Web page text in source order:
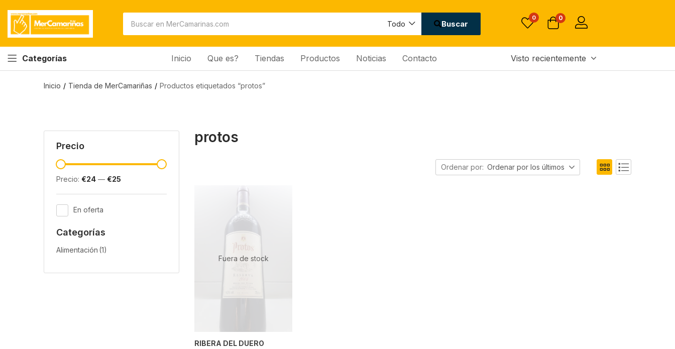
Todo Buscar
0 0
Categorías Inicio Que es? Tiendas Productos Noticias Contacto Visto recientemente
Inicio Tienda de MerCamariñas Productos etiquetados “protos”
Precio
Precio: €24 — €25
En oferta
Categorías
Alimentación (1)
protos
Ordenar por: Ordenar por los últimos
Fuera de stock
RIBERA DEL DUERO